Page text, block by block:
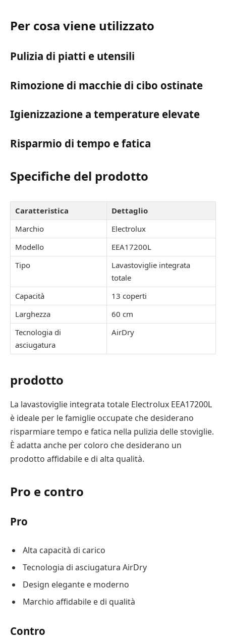
Per cosa viene utilizzato
Pulizia di piatti e utensili
Rimozione di macchie di cibo ostinate
Igienizzazione a temperature elevate
Risparmio di tempo e fatica
Specifiche del prodotto
Caratteristica
Dettaglio
Marchio
Electrolux
Modello
EEA17200L
Tipo
Lavastoviglie integrata
totale
Capacità
13 coperti
Larghezza
60 cm
Tecnologia di
asciugatura
AirDry
prodotto
La lavastoviglie integrata totale Electrolux EEA17200L
è ideale per le famiglie occupate che desiderano
risparmiare tempo e fatica nella pulizia delle stoviglie.
È adatta anche per coloro che desiderano un
prodotto affidabile e di alta qualità.
Pro e contro
Pro
Alta capacità di carico
Tecnologia di asciugatura AirDry
Design elegante e moderno
Marchio affidabile e di qualità
Contro